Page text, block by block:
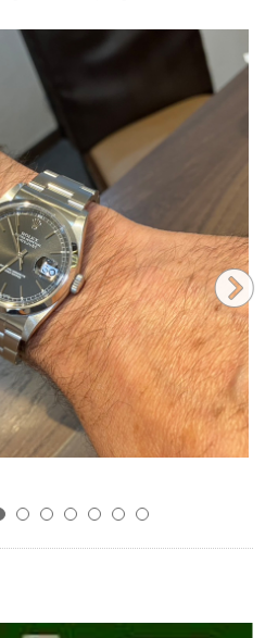
5 6 7 8 9 10